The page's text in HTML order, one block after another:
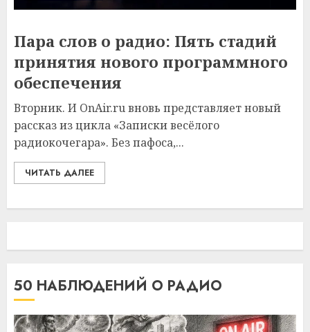
Пара слов о радио: Пять стадий
принятия нового программного
обеспечения
Вторник. И OnAir.ru вновь представляет новый
рассказ из цикла «Записки весёлого
радиокочегара». Без пафоса,...
ЧИТАТЬ ДАЛЕЕ
50 НАБЛЮДЕНИЙ О РАДИО